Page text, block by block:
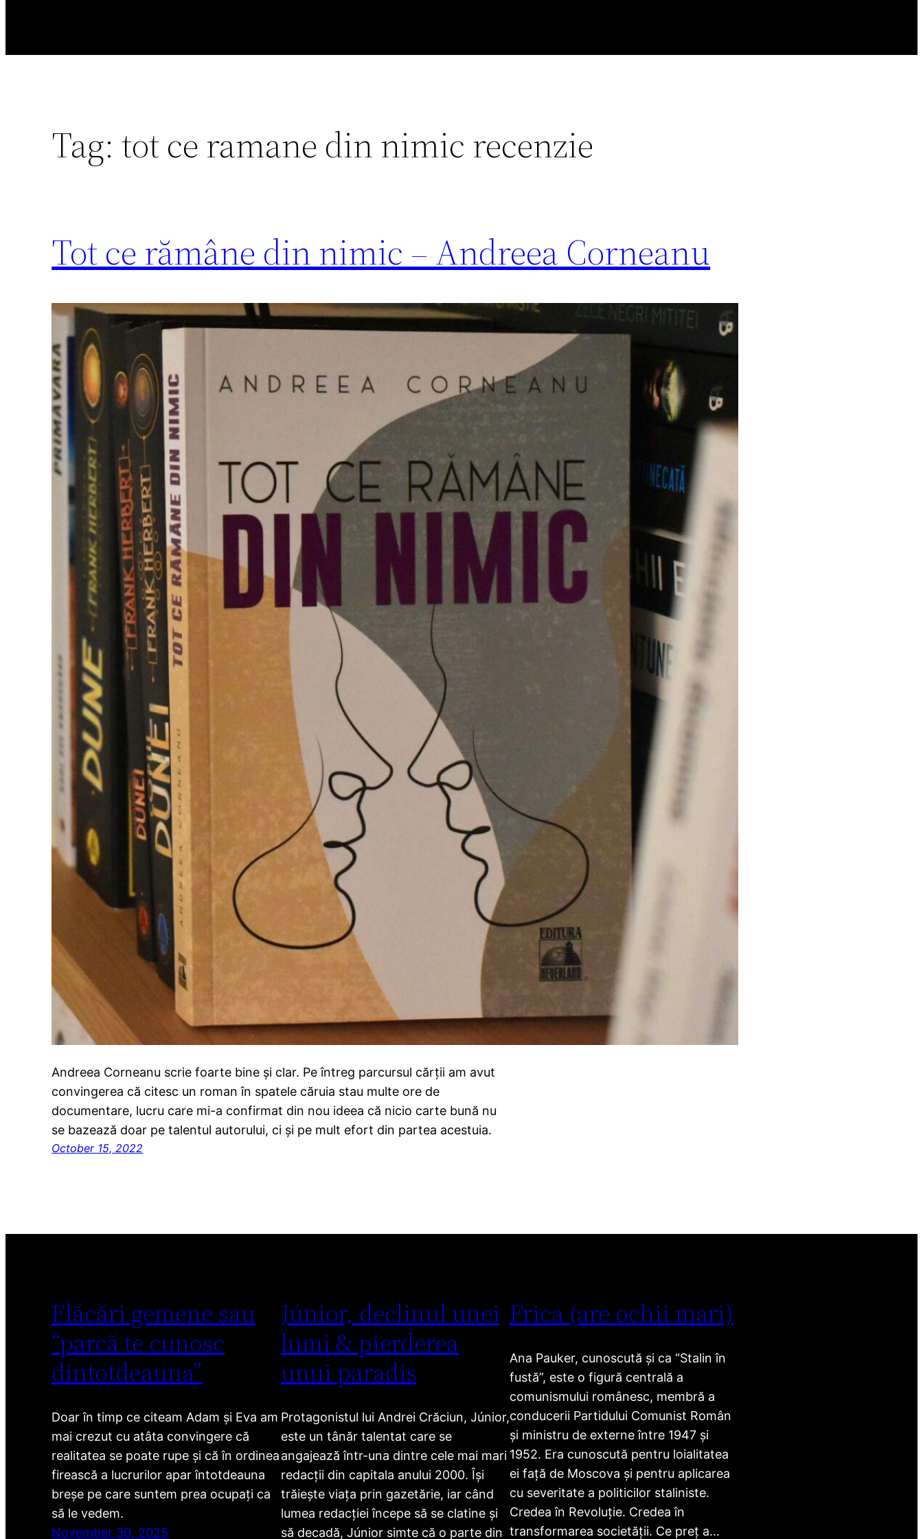
Tag:tot ce ramane din nimic recenzie
Tot ce rămâne din nimic – Andreea Corneanu
Andreea Corneanu scrie foarte bine și clar. Pe întreg parcursul cărții am avut
convingerea că citesc un roman în spatele căruia stau multe ore de
documentare, lucru care mi-a confirmat din nou ideea că nicio carte bună nu
se bazează doar pe talentul autorului, ci și pe mult efort din partea acestuia.
October 15, 2022
Flăcări gemene sau
“parcă te cunosc
dintotdeauna”
Doar în timp ce citeam Adam și Eva am
mai crezut cu atâta convingere că
realitatea se poate rupe și că în ordinea
firească a lucrurilor apar întotdeauna
breșe pe care suntem prea ocupați ca
să le vedem.
November 30, 2025
Júnior, declinul unei
lumi & pierderea
unui paradis
Protagonistul lui Andrei Crăciun, Júnior,
este un tânăr talentat care se
angajează într-una dintre cele mai mari
redacții din capitala anului 2000. Își
trăiește viața prin gazetărie, iar când
lumea redacției începe să se clatine și
să decadă, Júnior simte că o parte din
Frica (are ochii mari)
Ana Pauker, cunoscută și ca “Stalin în
fustă”, este o figură centrală a
comunismului românesc, membră a
conducerii Partidului Comunist Român
și ministru de externe între 1947 și
1952. Era cunoscută pentru loialitatea
ei față de Moscova și pentru aplicarea
cu severitate a politicilor staliniste.
Credea în Revoluție. Credea în
transformarea societății. Ce preț a…